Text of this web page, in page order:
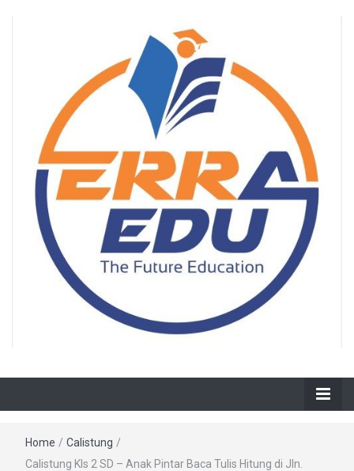
Home / Calistung /
Calistung Kls 2 SD – Anak Pintar Baca Tulis Hitung di Jln.